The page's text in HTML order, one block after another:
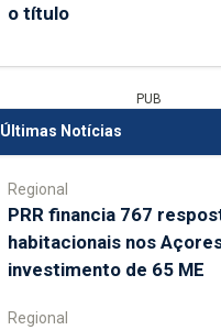
o título
PUB
Últimas Notícias
Regional
PRR financia 767
habitacionais nos
investimento de 65 ME
Regional